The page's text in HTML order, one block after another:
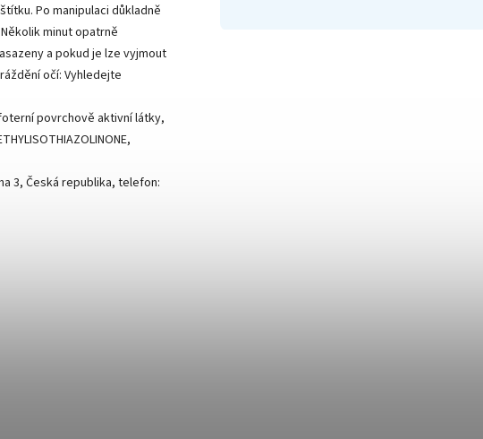
Po manipulaci důkladně
minut opatrně
a pokud je lze vyjmout
očí: Vyhledejte
povrchově aktivní látky,
3, Česká republika, telefon: